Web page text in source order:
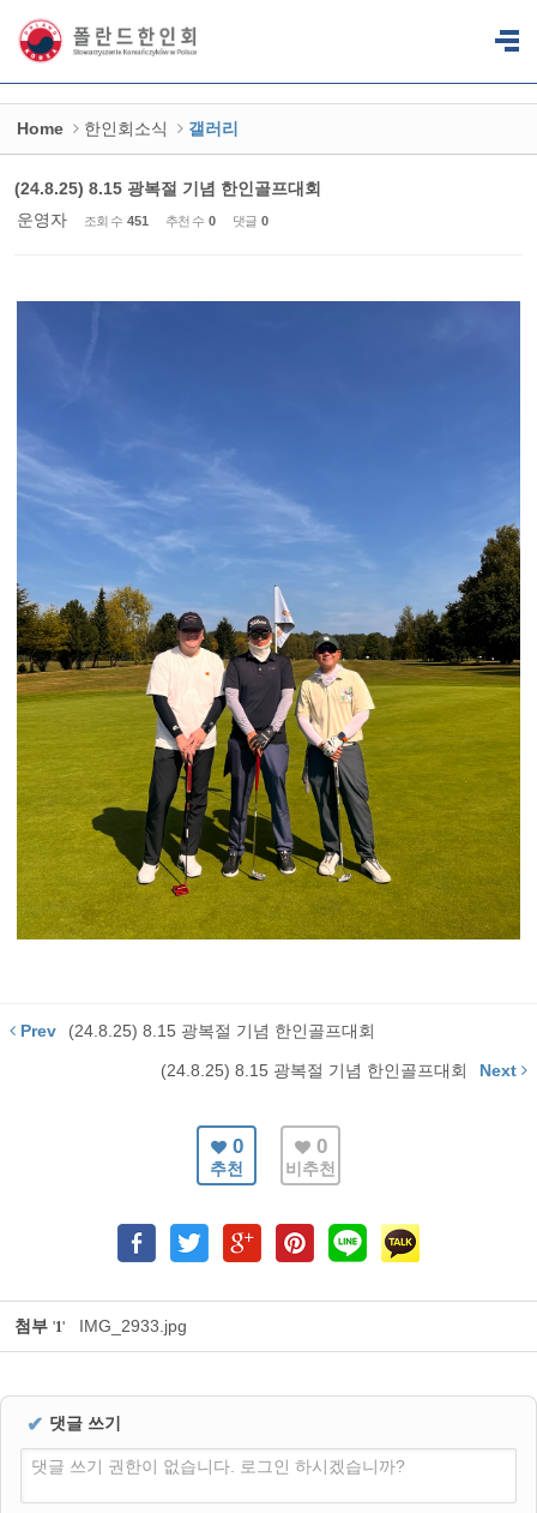
Home 한인회소식 갤러리
(24.8.25) 8.15 광복절 기념 한인골프대회
운영자
조회 수 451 추천 수 0 댓글 0
Prev (24.8.25) 8.15 광복절 기념 한인골프대회
(24.8.25) 8.15 광복절 기념 한인골프대회 Next
0
추천
0
비추천
첨부 '1' IMG_2933.jpg
✔ 댓글 쓰기
댓글 쓰기 권한이 없습니다. 로그인 하시겠습니까?